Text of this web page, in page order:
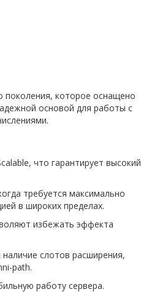
поколения, которое оснащено
основой для работы с
что гарантирует высокий
требуется максимально
в широких пределах.
избежать эффекта
слотов расширения,
path.
работу сервера.